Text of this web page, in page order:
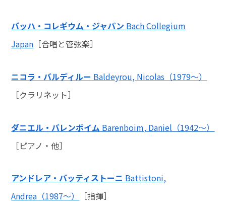
バッハ・コレギウム・ジャパン Bach Collegium
Japan ［合唱と管弦楽］
ニコラ・バルディルー Baldeyrou, Nicolas（1979～）
［クラリネット］
ダニエル・バレンボイム Barenboim, Daniel（1942～）
［ピアノ・他］
アンドレア・バッティストーニ Battistoni,
Andrea（1987～）
［指揮］